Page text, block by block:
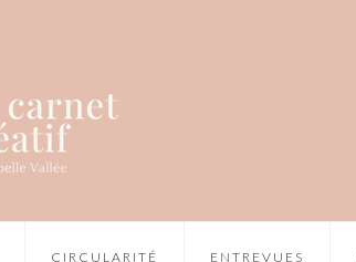
CIRCULARITÉ ENTREVUES